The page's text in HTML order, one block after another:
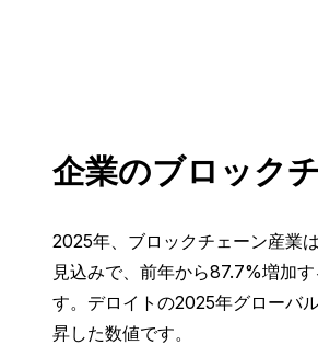
企業のブロック
2025年、ブロックチェーン産業
見込みで、前年から87.7%増加
す。デロイトの2025年グローバ
昇した数値です。